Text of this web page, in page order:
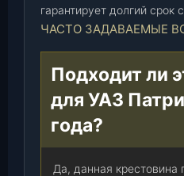
2
0
гарантирует долгий срок
ЧАСТО ЗАДАВАЕМЫЕ
Подходит ли
для УАЗ
года?
Да, данная крестовина